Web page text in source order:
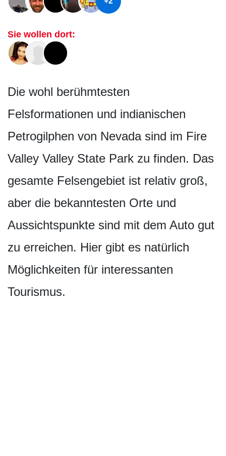
Sie wollen dort:
Die wohl berühmtesten
Felsformationen und indianischen
Petrogilphen von Nevada sind im Fire
Valley Valley State Park zu finden. Das
gesamte Felsengebiet ist relativ groß,
aber die bekanntesten Orte und
Aussichtspunkte sind mit dem Auto gut
zu erreichen. Hier gibt es natürlich
Möglichkeiten für interessanten
Tourismus.